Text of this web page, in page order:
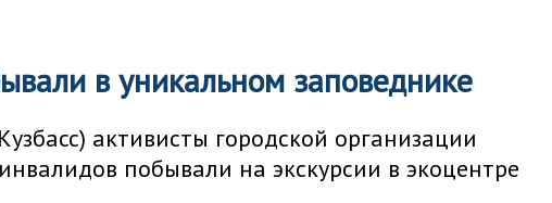
в уникальном заповеднике
активисты городской организации
побывали на экскурсии в экоцентре